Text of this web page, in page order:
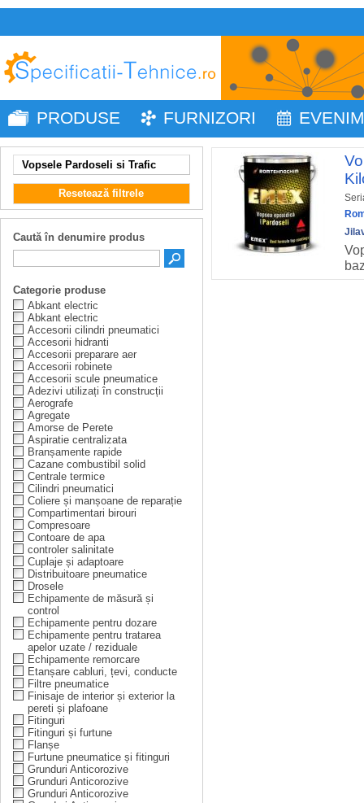
PRODUSE FURNIZORI
Vopsele Pardoseli si Trafic
Resetează filtrele
Caută în denumire produs
Categorie produse
Abkant electric
Abkant electric
Accesorii cilindri pneumatici
Accesorii hidranti
Accesorii preparare aer
Accesorii robinete
Accesorii scule pneumatice
Adezivi utilizați în construcții
Aerografe
Agregate
Amorse de Perete
Aspiratie centralizata
Branșamente rapide
Cazane combustibil solid
Centrale termice
Cilindri pneumatici
Coliere și manșoane de reparație
Compartimentari birouri
Compresoare
Contoare de apa
controler salinitate
Cuplaje și adaptoare
Distribuitoare pneumatice
Drosele
Echipamente de măsură și
control
Echipamente pentru dozare
Echipamente pentru tratarea
apelor uzate / reziduale
Echipamente remorcare
Etanșare cabluri, țevi, conducte
Filtre pneumatice
Finisaje de interior și exterior la
pereti și plafoane
Fitinguri
Fitinguri și furtune
Flanșe
Furtune pneumatice și fitinguri
Grunduri Anticorozive
Grunduri Anticorozive
Grunduri Anticorozive